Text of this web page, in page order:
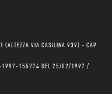
(ALTEZZA VIA CASILINA 939) - CAP
1997-155274 DEL 25/02/1997 /